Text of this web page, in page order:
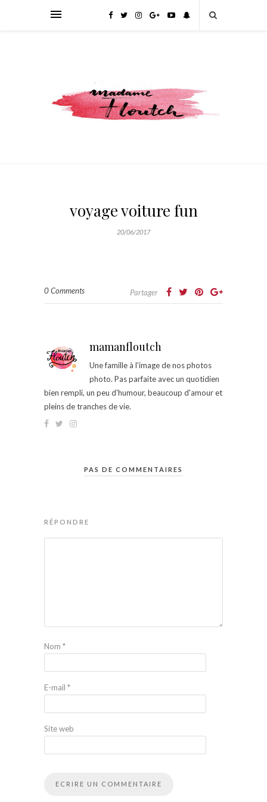
voyage voiture fun
20/06/2017
0 Comments Partager
mamanfloutch
Une famille à l'image de nos photos
photo. Pas parfaite avec un quotidien
bien rempli, un peu d'humour, beaucoup d'amour et
pleins de tranches de vie.
PAS DE COMMENTAIRES
RÉPONDRE
Nom *
E-mail *
Site web